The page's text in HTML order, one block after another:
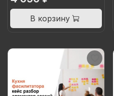
В корзину